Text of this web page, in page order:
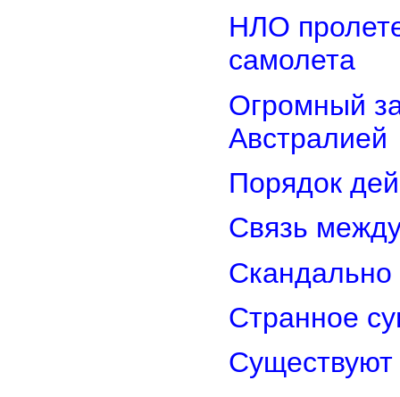
НЛО
самолета
Огромный
Австралией
Порядок
Связь
Странное